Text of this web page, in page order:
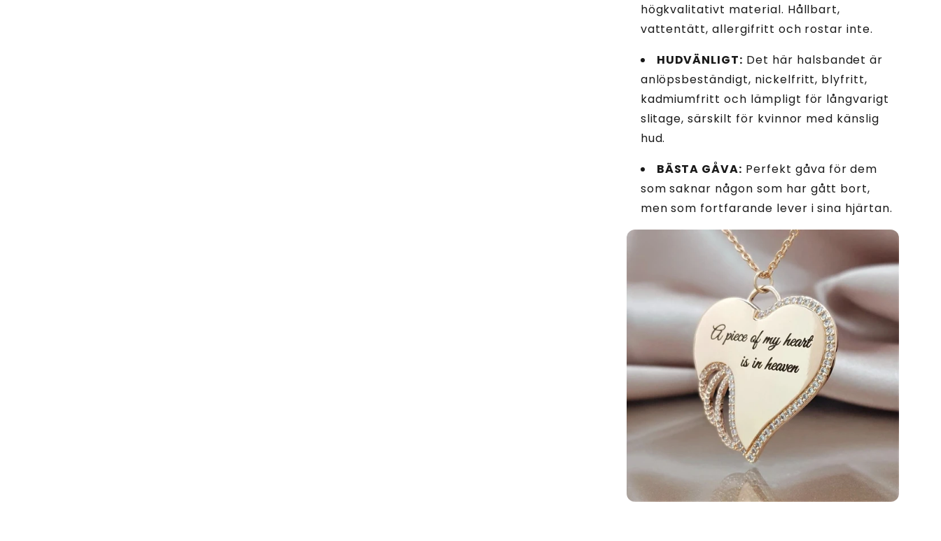
högkvalitativt material. Hållbart,
vattentätt, allergifritt och rostar inte.
HUDVÄNLIGT: Det här halsbandet är
anlöpsbeständigt, nickelfritt, blyfritt,
kadmiumfritt och lämpligt för långvarigt
slitage, särskilt för kvinnor med känslig
hud.
BÄSTA GÅVA: Perfekt gåva för dem
som saknar någon som har gått bort,
men som fortfarande lever i sina hjärtan.